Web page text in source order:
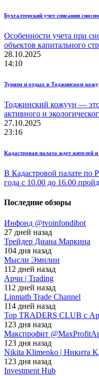
Бухгалтерский учет списания
Особенности учета при
объектов капитального
28.10.2025
14:10
Туризм и отдых в Тоджинском
Тоджинский кожуун —
активного и
27.10.2025
23:16
Кадастровая палата ждет жителей
В Кадастровой палате по
года с 10.00 до 16.00
Последние обзоры
Инфонд @tvoinfondibot
27 дней назад
Трейдер Диана Маркина
104 дня назад
Мысли Эмилии
112 дней назад
Арчи | Trading
112 дней назад
Linmath Trade Channel
114 дней назад
Top TRADERS CLUB с
123 дня назад
Макспрофит
123 дня назад
Nikita Klimenko | Никита
123 дня назад
Investment Hub